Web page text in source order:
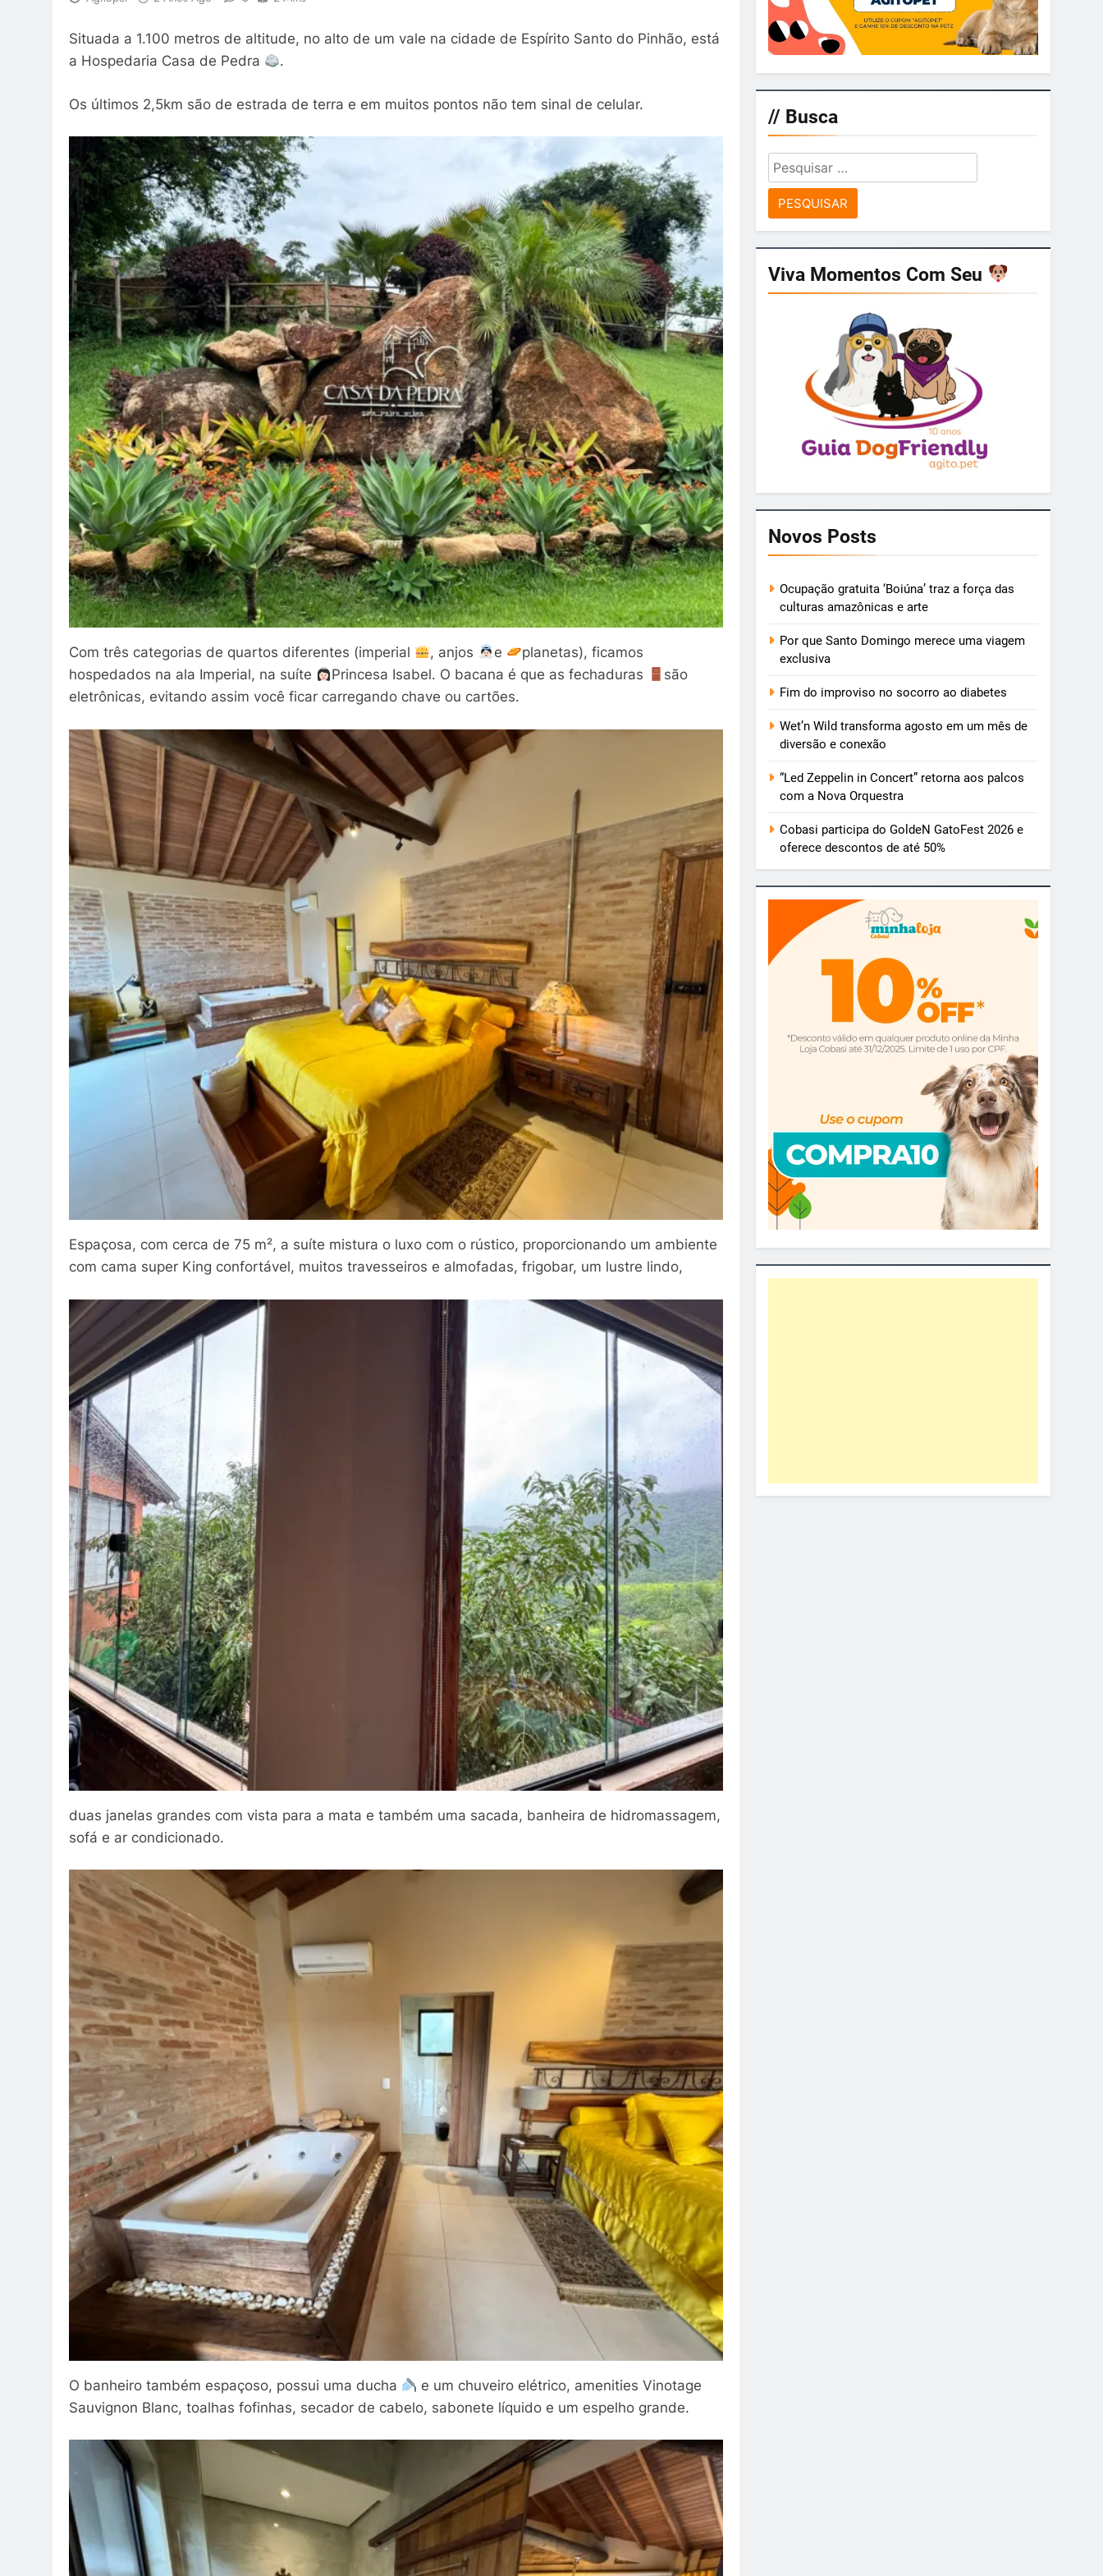
Situada a 1.100 metros de altitude, no alto de um vale na cidade de Espírito Santo do Pinhão, está
a Hospedaria Casa de Pedra
.
Os últimos 2,5km são de estrada de terra e em muitos pontos não tem sinal de celular.
Com três categorias de quartos diferentes (imperial , anjos e
planetas), ficamos
hospedados na ala Imperial, na suíte
Princesa Isabel. O bacana é que as fechaduras
são
eletrônicas, evitando assim você ficar carregando chave ou cartões.
Espaçosa, com cerca de 75 m², a suíte mistura o luxo com o rústico, proporcionando um ambiente
com cama super King confortável, muitos travesseiros e almofadas, frigobar, um lustre lindo,
duas janelas grandes com vista para a mata e também uma sacada, banheira de hidromassagem,
sofá e ar condicionado.
O banheiro também espaçoso, possui uma ducha
e um chuveiro elétrico, amenities Vinotage
Sauvignon Blanc, toalhas fofinhas, secador de cabelo, sabonete líquido e um espelho grande.
// Busca
Pesquisar
por:
Viva Momentos Com Seu
Novos Posts
Ocupação gratuita ‘Boiúna’ traz a força das
culturas amazônicas e arte
Por que Santo Domingo merece uma viagem
exclusiva
Fim do improviso no socorro ao diabetes
Wet’n Wild transforma agosto em um mês de
diversão e conexão
“Led Zeppelin in Concert” retorna aos palcos
com a Nova Orquestra
Cobasi participa do GoldeN GatoFest 2026 e
oferece descontos de até 50%